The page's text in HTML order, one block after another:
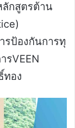
ลักสูตรต้าน
รป้องกันการทุ
รVEEN
ทอง